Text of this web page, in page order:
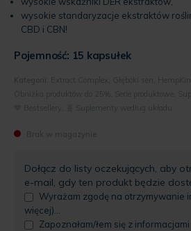
wysokie standaryzacje ekstraktów
CBD i CBN!
Pojemność: 15 kapsułek
Dołącz do listy oczekujących, aby
e-mail, gdy ten produkt będzie
Wyrażam zgodę na otrzymywanie
więcej)...
Zapoznałam/łem się z informacjami